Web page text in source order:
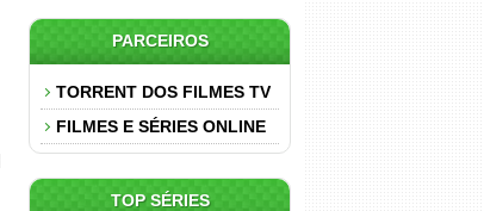
PARCEIROS
TORRENT DOS FILMES TV
FILMES E SÉRIES ONLINE
TOP SÉRIES